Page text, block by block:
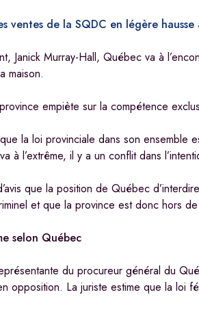
ventes de la SQDC en légère
Janick Murray-Hall, Québec va à
maison.
empiète sur la compétence
la loi provinciale dans son ensemble
à l’extrême, il y a un conflit dans
que la position de Québec
et que la province est donc hors
selon Québec
du procureur général du
opposition. La juriste estime que la